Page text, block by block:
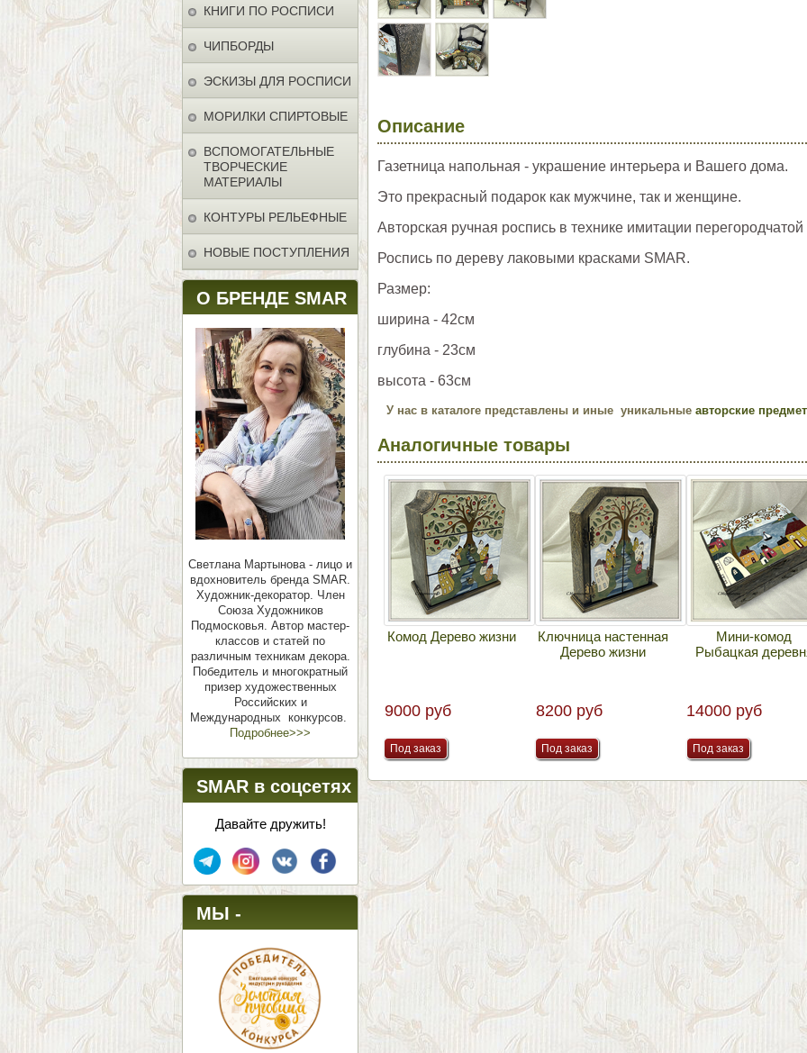
КНИГИ ПО РОСПИСИ
ЧИПБОРДЫ
ЭСКИЗЫ ДЛЯ РОСПИСИ
МОРИЛКИ СПИРТОВЫЕ
ВСПОМОГАТЕЛЬНЫЕ
ТВОРЧЕСКИЕ
МАТЕРИАЛЫ
КОНТУРЫ РЕЛЬЕФНЫЕ
НОВЫЕ ПОСТУПЛЕНИЯ
О БРЕНДЕ SMAR
Светлана Мартынова - лицо и
вдохновитель бренда SMAR.
Художник-декоратор. Член
Союза Художников
Подмосковья. Автор мастер-
классов и статей по
различным техникам декора.
Победитель и многократный
призер художественных
Российских и
Международных конкурсов.
Подробнее>>>
SMAR в соцсетях
Давайте дружить!
МЫ -
ПОБЕДИТЕЛИ!
Описание
Газетница напольная - украшение интерьера и Вашего дома.
Это прекрасный подарок как мужчине, так и женщине.
Авторская ручная роспись в технике имитации
Роспись по дереву лаковыми красками SMAR.
Размер:
ширина - 42см
глубина - 23см
высота - 63см
У нас в каталоге представлены и иные уникальные авторские
Аналогичные товары
Комод Дерево жизни
9000 руб
Ключница настенная
Дерево жизни
8200 руб
Мини-комод
Рыбацкая
14000 руб